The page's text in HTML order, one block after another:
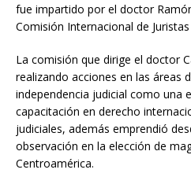
fue impartido por el doctor
Comisión Internacional de
La comisión que dirige el doctor
realizando acciones en las áreas
independencia judicial como una
capacitación en derecho
judiciales, además emprendió
observación en la elección de
Centroamérica.